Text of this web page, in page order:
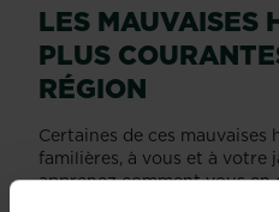
LES MAUVAISES
PLUS
RÉGION
Certaines de ces
familières, à vous et à votre
apprenez comment vous en